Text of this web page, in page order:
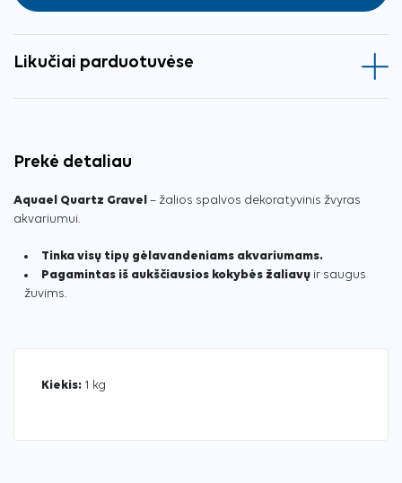
Likučiai parduotuvėse
Prekė detaliau
Aquael Quartz Gravel – žalios spalvos dekoratyvinis žvyras
akvariumui.
Tinka visų tipų gėlavandeniams akvariumams.
Pagamintas iš aukščiausios kokybės žaliavų ir saugus
žuvims.
Kiekis: 1 kg